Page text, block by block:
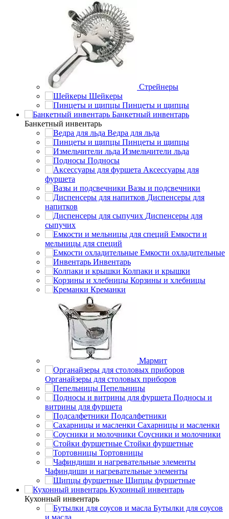
Стрейнеры
Шейкеры
Пинцеты и щипцы
Банкетный инвентарь
Банкетный инвентарь
Ведра для льда
Пинцеты и щипцы
Измельчители льда
Подносы
Аксессуары для
фуршета
Вазы и подсвечники
Диспенсеры для
напитков
Диспенсеры для
сыпучих
Емкости и
мельницы для специй
Емкости охладительные
Инвентарь
Колпаки и крышки
Корзины и хлебницы
Креманки
Мармит
Органайзеры для столовых приборов
Пепельницы
Подносы и
витрины для фуршета
Подсалфетники
Сахарницы и масленки
Соусники и молочники
Стойки фуршетные
Тортовницы
Чафиндиши и нагревательные элементы
Щипцы фуршетные
Кухонный инвентарь
Кухонный инвентарь
Бутылки для соусов
и масла